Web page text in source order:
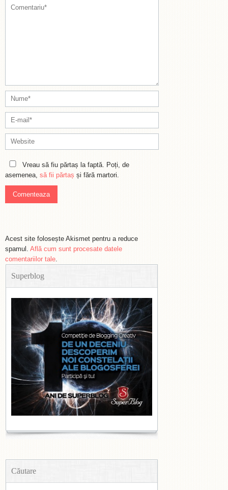
Vreau să fiu părtaș la faptă. Poți, de
asemenea, să fii părtaș și fără martori.
Acest site folosește Akismet pentru a reduce
spamul. Află cum sunt procesate datele
comentariilor tale.
Superblog
Căutare